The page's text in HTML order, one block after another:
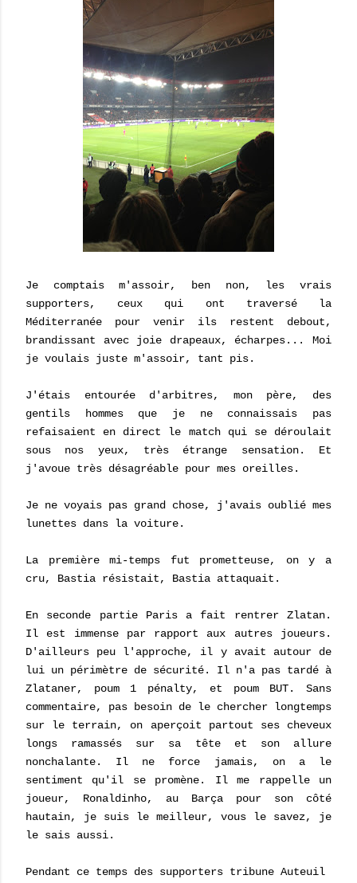
Je comptais m'assoir, ben non, les vrais
supporters, ceux qui ont traversé la
Méditerranée pour venir ils restent debout,
brandissant avec joie drapeaux, écharpes... Moi
je voulais juste m'assoir, tant pis.
J'étais entourée d'arbitres, mon père, des
gentils hommes que je ne connaissais pas
refaisaient en direct le match qui se déroulait
sous nos yeux, très étrange sensation. Et
j'avoue très désagréable pour mes oreilles.
Je ne voyais pas grand chose, j'avais oublié mes
lunettes dans la voiture.
La première mi-temps fut prometteuse, on y a
cru, Bastia résistait, Bastia attaquait.
En seconde partie Paris a fait rentrer Zlatan.
Il est immense par rapport aux autres joueurs.
D'ailleurs peu l'approche, il y avait autour de
lui un périmètre de sécurité. Il n'a pas tardé à
Zlataner, poum 1 pénalty, et poum BUT. Sans
commentaire, pas besoin de le chercher longtemps
sur le terrain, on aperçoit partout ses cheveux
longs ramassés sur sa tête et son allure
nonchalante. Il ne force jamais, on a le
sentiment qu'il se promène. Il me rappelle un
joueur, Ronaldinho, au Barça pour son côté
hautain, je suis le meilleur, vous le savez, je
le sais aussi.
Pendant ce temps des supporters tribune Auteuil